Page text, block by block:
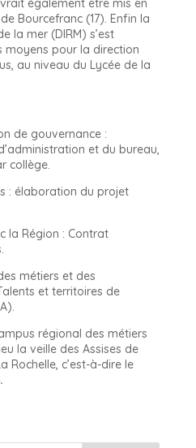
également être mis en
Bourcefranc (17). Enfin la
la mer (DIRM) s’est
moyens pour la direction
au niveau du Lycée de la
de gouvernance :
et du bureau,
collège.
: élaboration du projet
la Région : Contrat
métiers et des
et territoires de
régional des métiers
la veille des Assises de
Rochelle, c’est-à-dire le